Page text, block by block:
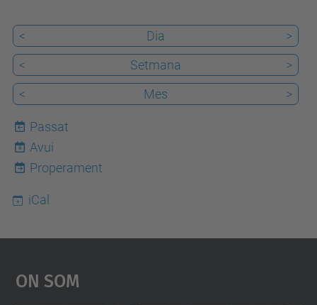
< Dia
>
<
Setmana
>
<
Mes >
Passat
6
Avui
Properament
iCal
On Som